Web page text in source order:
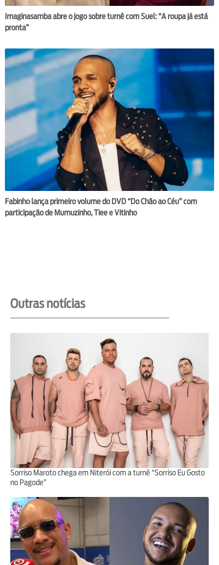
Imaginasamba abre o jogo sobre turnê com Suel: “A roupa já está
pronta”
Fabinho lança primeiro volume do DVD “Do Chão ao Céu” com
participação de Mumuzinho, Tiee e Vitinho
Outras notícias
Sorriso Maroto chega em Niterói com a turnê “Sorriso Eu Gosto
no Pagode”